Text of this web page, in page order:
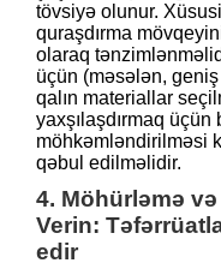
tövsiyə olunur.
quraşdırma
olaraq
üçün (məsələn,
qalın materiallar
yaxşılaşdırmaq
möhkəmləndirilməsi
qəbul edilməlidir.
4. Möhürləmə
Verin:
edir